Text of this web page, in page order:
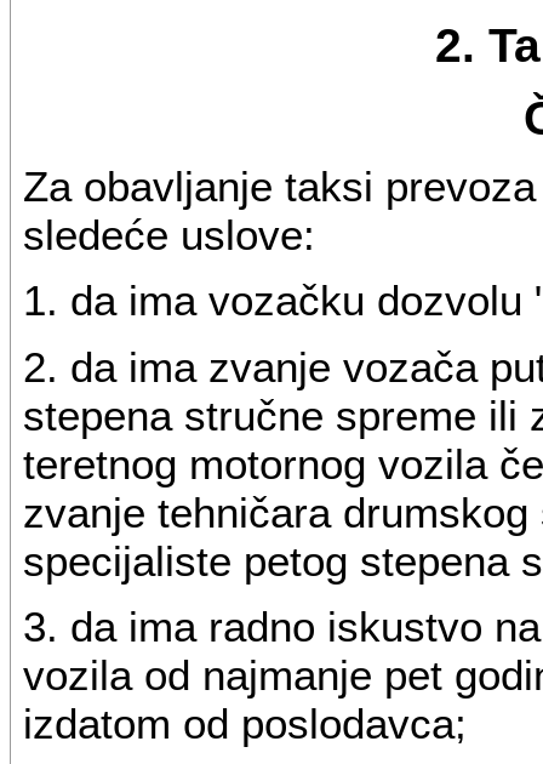
2.
Za obavljanje taksi
sledeće uslove:
1. da ima vozačku dozvolu
2. da ima zvanje vozača
stepena stručne spreme ili
teretnog motornog vozila
zvanje tehničara
specijaliste petog stepena
3. da ima radno iskustvo
vozila od najmanje pet
izdatom od poslodavca;